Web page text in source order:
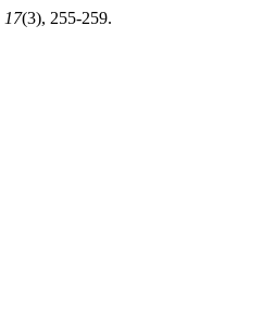
17(3), 255-259.